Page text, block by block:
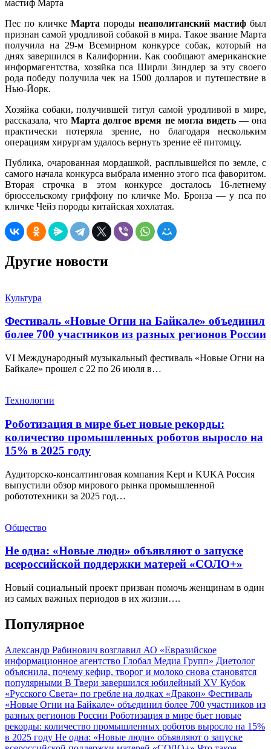
Пес по кличке Марта породы неаполитанский мастиф был
признан самой уродливой собакой в мира. Такое звание Марта
получила на 29-м Всемирном конкурсе собак, который на
днях завершился в Калифорнии. Как сообщают американские
информагентства, хозяйка пса Ширли Зиндлер за эту своего
рода победу получила чек на 1500 долларов и путешествие в
Нью-Йорк.
Хозяйка собаки, получившей титул самой уродливой в мире,
рассказала, чтоМарта долгое время не могла видеть— она
практически потеряла зрение, но благодаря нескольким
операциям хирургам удалось вернуть зрение её питомцу.
Публика, очарованная мордашкой, расплывшейся по земле, с
самого начала конкурса выбрала именно этого пса фаворитом.
Вторая строчка в этом конкурсе досталось 16-летнему
брюссельскому гриффону по кличке Мо. Бронза — у пса по
кличке Чейз породы китайская хохлатая.
Другие новости
Культура
Фестиваль «Новые Огни на Байкале» объединил
более 700 участников из разных регионов России
VI Международный музыкальный фестиваль «Новые Огни на
Байкале» прошел с 22 по 26 июля в…
Технологии
Роботизация в мире бьет новые рекорды:
количество промышленных роботов выросло на
15% в 2025 году
Аудиторско-консалтинговая компания Kept и KUKA Россия
выпустили обзор мирового рынка промышленной
робототехники за 2025 год…
Общество
Не одна: «Новые люди» объявляют о запуске
всероссийской поддержки матерей «СОЛО+»
Новый социальный проект призван помочь женщинам в один
из самых важных периодов в их жизни….
Популярное
Александр Рабинович возглавил АО «Евразийское
информационное агентство Глобал Медиа Групп» Диетолог
объяснила, почему кефир, творог и молоко снова становятся
популярными В Твери завершился юбилейный XV Кубок
«Русского Света» по гребле на лодках «Дракон» Фестиваль
«Новые Огни на Байкале» объединил более 700 участников из
разных регионов России Роботизация в мире бьет новые
рекорды: количество промышленных роботов выросло на 15%
в 2025 году Не одна: «Новые люди» объявляют о запуске